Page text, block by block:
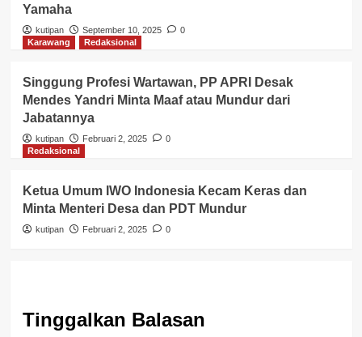
Yamaha
kutipan September 10, 2025
0
Karawang
Redaksional
Singgung Profesi Wartawan, PP APRI Desak
Mendes Yandri Minta Maaf atau Mundur dari
Jabatannya
kutipan Februari 2, 2025
0
Redaksional
Ketua Umum IWO Indonesia Kecam Keras dan
Minta Menteri Desa dan PDT Mundur
kutipan Februari 2, 2025 0
Tinggalkan Balasan